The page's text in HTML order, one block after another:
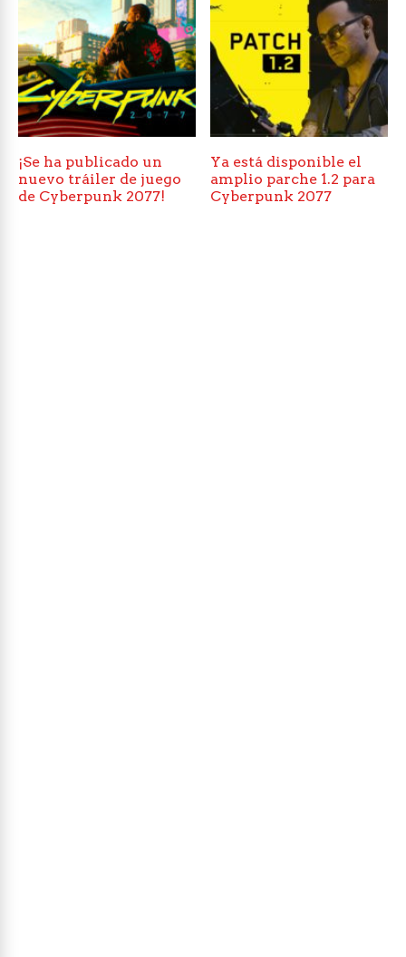
¡Se ha publicado un
nuevo tráiler de juego
de Cyberpunk 2077!
Ya está disponible el
amplio parche 1.2 para
Cyberpunk 2077